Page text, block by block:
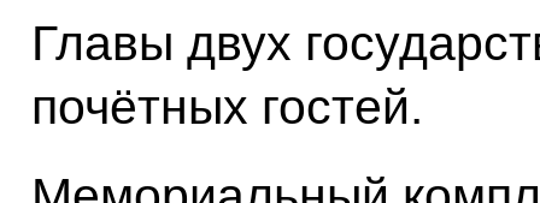
Главы двух
почётных гостей.